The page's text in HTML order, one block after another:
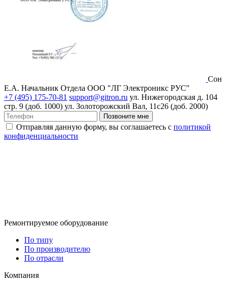
Сон
Е.А. Начальник Отдела ООО "ЛГ Электроникс РУС"
+7 (495) 175-70-81 support@gitron.ru ул. Нижегородская д. 104
стр. 9 (доб. 1000) ул. Золоторожский Вал, 11с26 (доб. 2000)
Позвоните мне
Отправляя данную форму, вы соглашаетесь с политикой
конфиденциальности
Ремонтируемое оборудование
По типу
По производителю
По отрасли
Компания